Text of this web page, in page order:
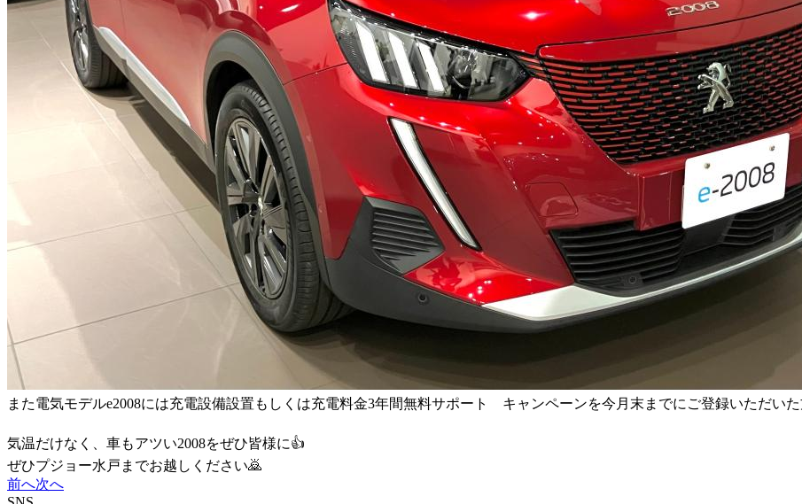
また電気モデルe2008には充電設備設置もしくは充電料金3年間無料サポート キャンペーンを今月末までにご登録いただいた
気温だけなく、車もアツい2008をぜひ皆様に👍
ぜひプジョー水戸までお越しください🙇
前へ次へ